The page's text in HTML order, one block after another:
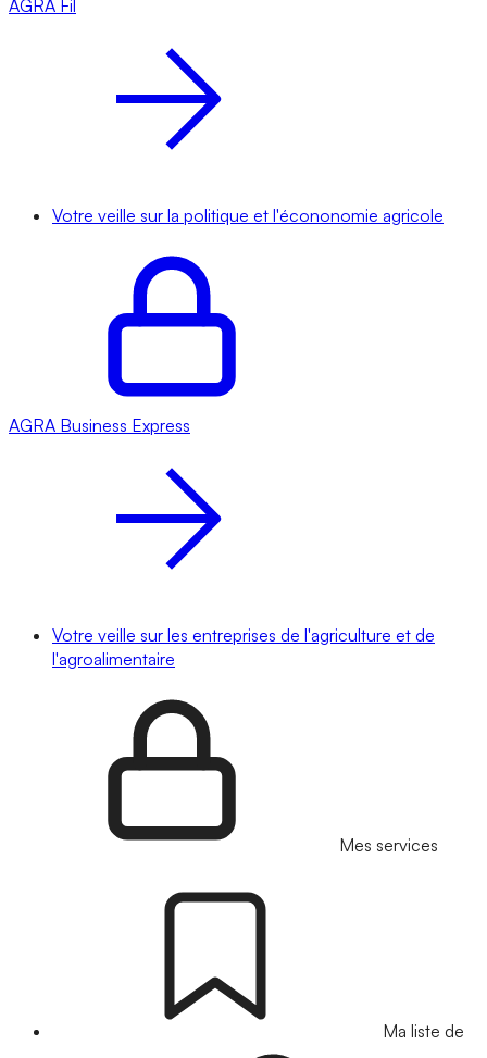
AGRA Fil
Votre veille sur la politique et l'écononomie agricole
AGRA Business Express
Votre veille sur les entreprises de l'agriculture et de
l'agroalimentaire
Mes services
Ma liste de